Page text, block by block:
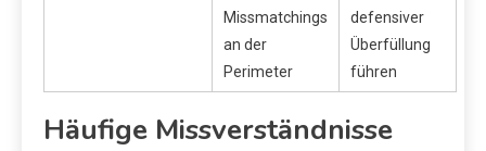
Missmatchings
an der
Perimeter
defensiver
Überfüllung
führen
Häufige Missverständnisse